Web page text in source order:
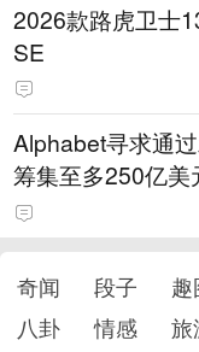
2026款路虎卫士
SE
Alphabet寻求通
筹集至多250亿美
奇闻 段子 趣
八卦
情感 旅